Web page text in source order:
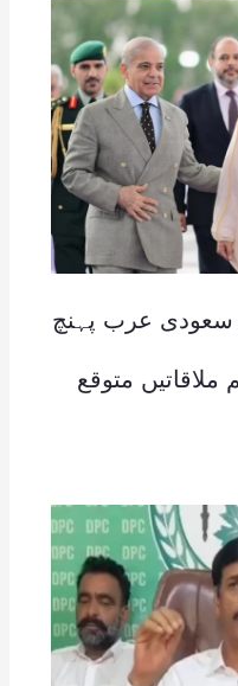
سعودی عرب پہنچ
ملاقاتیں متوقع